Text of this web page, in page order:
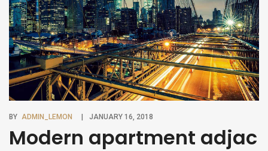
BY ADMIN_LEMON JANUARY 16, 2018
Modern apartment adjac